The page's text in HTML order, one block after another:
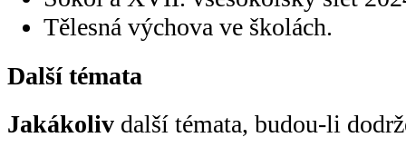
Tělesná výchova ve školách.
Další témata
Jakákoliv další témata, budou-li